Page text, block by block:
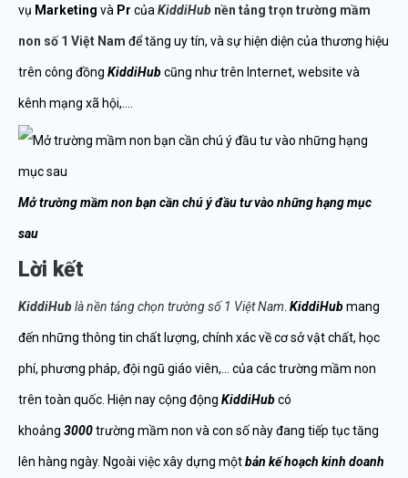
vụ Marketing và Pr của KiddiHub nền tảng trọn trường mầm
non số 1 Việt Nam để tăng uy tín, và sự hiện diện của thương hiệu
trên công đồng KiddiHubcũng như trên Internet, website và
kênh mạng xã hội,….
Mở trường mầm non bạn cần chú ý đầu tư vào những hạng mục
sau
Lời kết
KiddiHublà nền tảng chọn trường số 1 Việt Nam KiddiHubmang
đến những thông tin chất lượng, chính xác về cơ sở vật chất, học
phí, phương pháp, đội ngũ giáo viên,… của các trường mầm non
trên toàn quốc. Hiện nay cộng động KiddiHubcó
khoảng 3000trường mầm non và con số này đang tiếp tục tăng
lên hàng ngày. Ngoài việc xây dựng mộtbản kế hoạch kinh doanh